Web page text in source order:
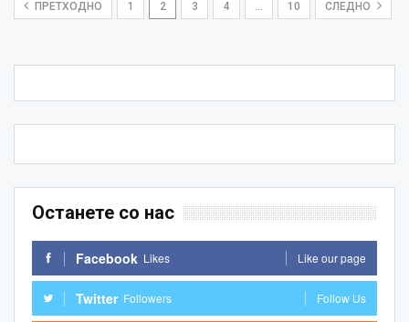
ПРЕТХОДНО 1 2 3 4 10 СЛЕДНО
Останете со нас
Facebook Likes Like our page
Twitter Followers Follow Us